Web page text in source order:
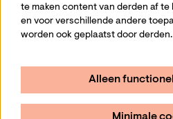
Volg
Schrijf je in voor
te maken content van derden af te
en voor verschillende andere
worden ook geplaatst door derden.
Alleen